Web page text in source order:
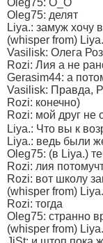
Oleg75: О_О
Oleg75: делят
Liya.: замуж хочу
(whisper from)
Vasilisk: Олега
Rozi: Лия а не
Gerasim44: а
Vasilisk: Правда,
Rozi: конечно)
Rozi: мой друг не
Liya.: Что вы к
Liya.: ведь были
Oleg75: (в Liya.)
Rozi: лия
Rozi: вот школу
(whisper from)
Rozi: тогда
Oleg75: странно
(whisper from)